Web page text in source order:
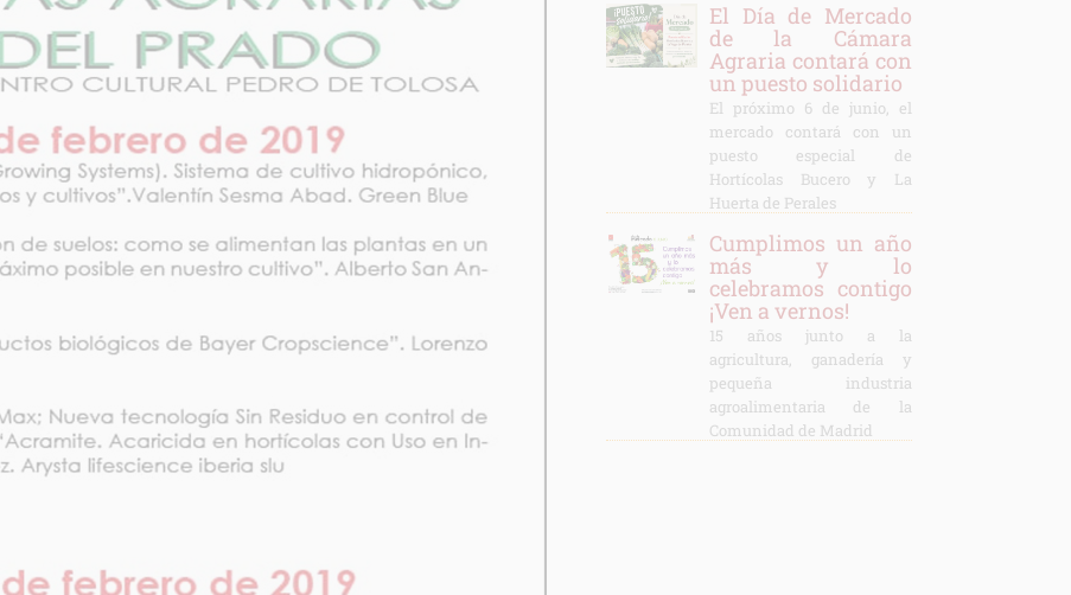
El Día de Mercado
de la Cámara
Agraria contará con
un puesto solidario
El próximo 6 de junio, el
mercado contará con un
puesto especial de
Hortícolas Bucero y La
Huerta de Perales
Cumplimos un año
más y lo
celebramos contigo
¡Ven a vernos!
15 años junto a la
agricultura, ganadería y
pequeña industria
agroalimentaria de la
Comunidad de Madrid